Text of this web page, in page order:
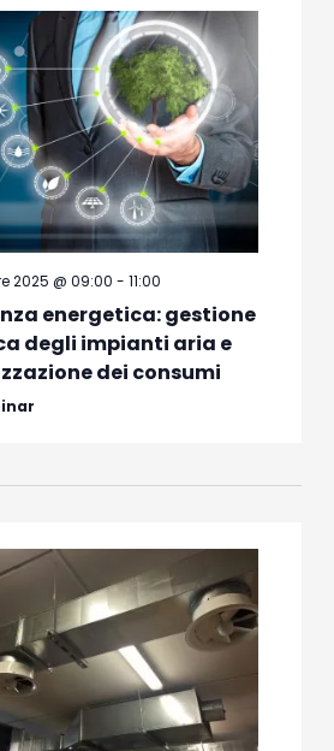
2025 @ 09:00 - 11:00
energetica: gestione
degli impianti aria e
dei consumi